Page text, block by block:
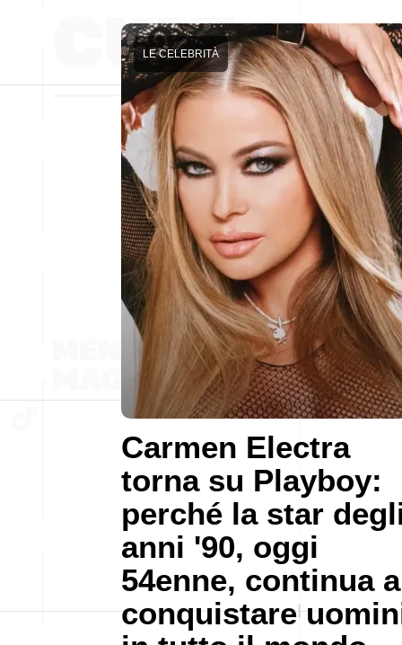
Carmen Electra
torna su Playboy:
perché la star
anni '90, oggi
54enne, continua a
conquistare
LE CELEBRITÀ